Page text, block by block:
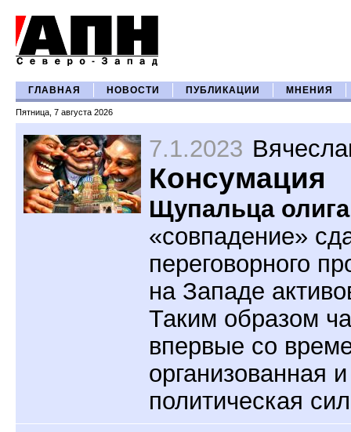
ГЛАВНАЯ НОВОСТИ ПУБЛИКАЦИИ МНЕНИЯ
Пятница, 7 августа 2026
7.1.2023
Консумация
Щупальца
«совпадение»
переговорного
на Западе
Таким образом
впервые со
организованная
политическая